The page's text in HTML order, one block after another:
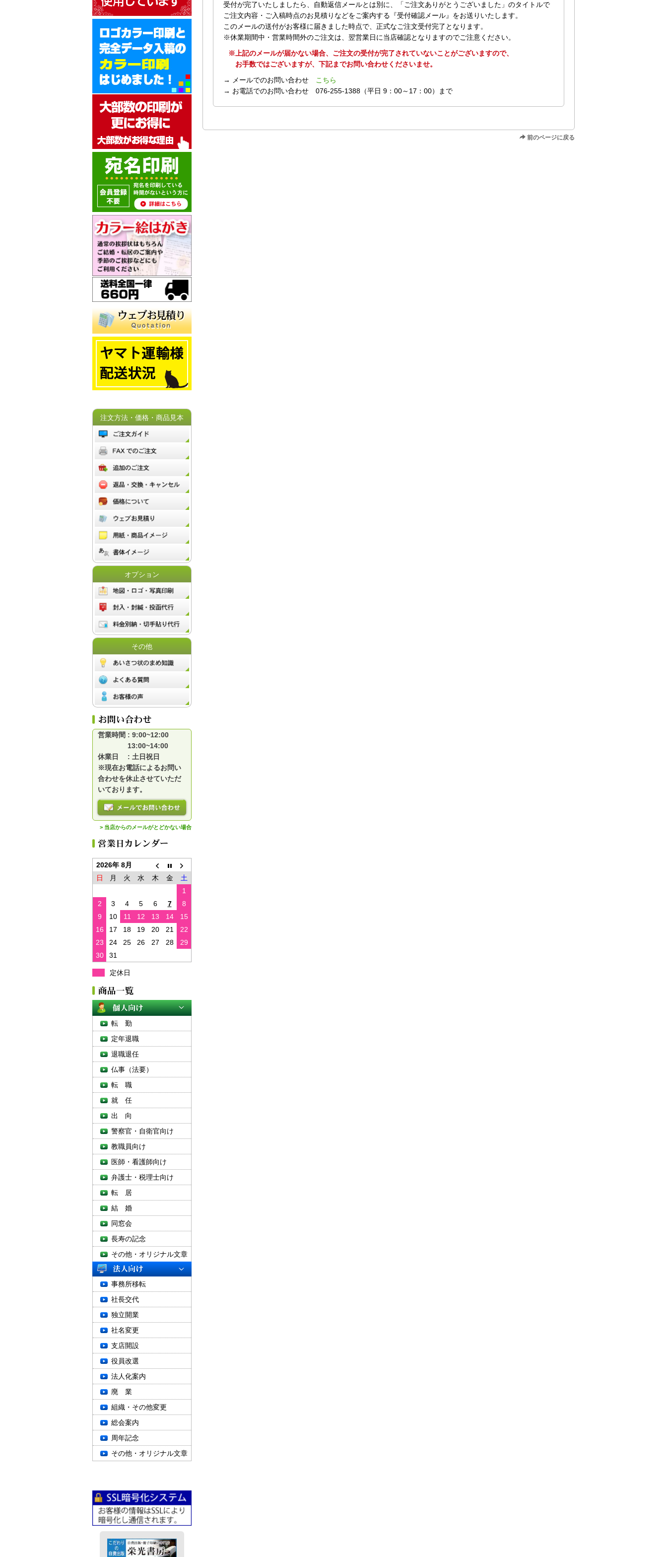
受付が完了いたしましたら、自動返信メールとは別に、「ご注文ありがとうございました」のタイトルで
ご注文内容・ご入稿時点のお見積りなどをご案内する『受付確認メール』をお送りいたします。
このメールの送付がお客様に届きました時点で、正式なご注文受付完了となります。
※休業期間中・営業時間外のご注文は、翌営業日に当店確認となりますのでご注意ください。
※上記のメールが届かない場合、ご注文の受付が完了されていないことがございますので、
お手数ではございますが、下記までお問い合わせくださいませ。
→ メールでのお問い合わせ
こちら
→ お電話でのお問い合わせ 076-255-1388（平日 9：00～17：00）まで
前のページに戻る
注文方法・価格・商品見本
オプション
その他
営業時間 : 9:00~12:00
13:00~14:00
休業日 : 土日祝日
※現在お電話によるお問い
合わせを休止させていただ
いております。
> 当店からのメールがとどかない場合
2026年 8月
日
月 火 水 木 金
土
1
2
3 4 5 6 7
8
9
10 11 12 13 14
15
16
17 18 19 20 21
22
23
24 25 26 27 28
29
30
31
定休日
転 勤
定年退職
退職退任
仏事（法要）
転 職
就 任
出 向
警察官・自衛官向け
教職員向け
医師・看護師向け
弁護士・税理士向け
転 居
結 婚
同窓会
長寿の記念
その他・オリジナル文章
事務所移転
社長交代
独立開業
社名変更
支店開設
役員改選
法人化案内
廃 業
組織・その他変更
総会案内
周年記念
その他・オリジナル文章